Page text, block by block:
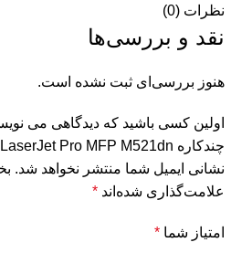
نظرات (0)
نقد و بررسی‌ها
هنوز بررسی‌ای ثبت نشده است.
اولین کسی باشید که دیدگاهی می
چندکاره HP LaserJet Pro MFP M521dn”
نشانی ایمیل شما منتشر نخواهد شد.
علامت‌گذاری شده‌اند *
امتیاز شما *